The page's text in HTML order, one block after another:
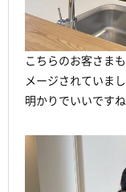
こちらのお客さま
メージされていま
明かりでいいです